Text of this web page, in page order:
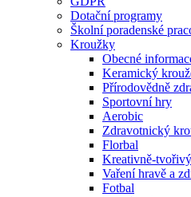
Dotační programy
Školní poradenské
Kroužky
Obecné
Keramický
Přírodovědně
Sportovní hry
Aerobic
Zdravotnický
Florbal
Kreativně-tvořivý
Vaření hravě a
Fotbal